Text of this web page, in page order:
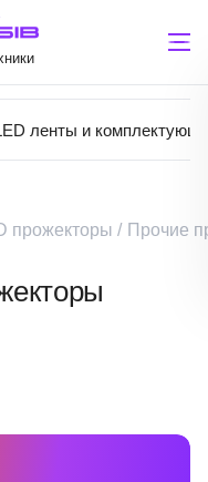
ленты и
прожекторы / Прочие